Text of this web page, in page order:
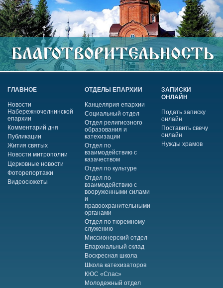
ГЛАВНОЕ
Новости
Набережночелнинской
епархии
Комментарий дня
Публикации
Жития святых
Новости митрополии
Церковные новости
Фоторепортажи
Видеосюжеты
ОТДЕЛЫ ЕПАРХИИ
Канцелярия епархии
Социальный отдел
Отдел религиозного
образования и
катехизации
Отдел по
взаимодействию с
казачеством
Отдел по культуре
Отдел по
взаимодействию с
вооруженными силами
и
правоохранительными
органами
Отдел по тюремному
служению
Миссионерский отдел
Епархиальный склад
Воскресная школа
Школа катехизаторов
КЮС «Спас»
Молодежный отдел
ЗАПИСКИ
ОНЛАЙН
Подать записку
онлайн
Поставить свечу
онлайн
Нужды храмов